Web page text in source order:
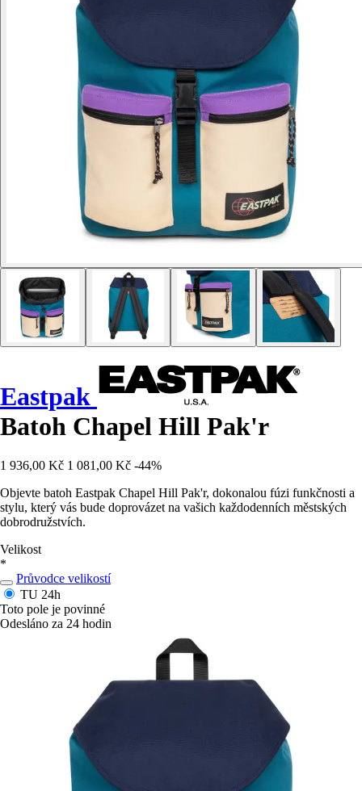
Eastpak
Batoh Chapel Hill Pak'r
1 936,00 Kč 1 081,00 Kč -44%
Objevte batoh Eastpak Chapel Hill Pak'r, dokonalou fúzi funkčnosti a
stylu, který vás bude doprovázet na vašich každodenních městských
dobrodružstvích.
Velikost
*
Průvodce velikostí
TU 24h
Toto pole je povinné
Odesláno za 24 hodin